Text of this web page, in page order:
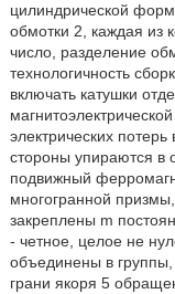
цилиндрической
обмотки 2, каждая из
число, разделение
технологичность
включать катушки
электрических
стороны упираются в
подвижный
многогранной
закреплены m
- четное, целое не
объединены в
грани якоря 5